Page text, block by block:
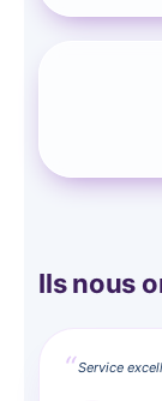
Ils nous
Service